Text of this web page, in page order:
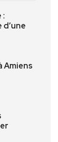
:
Amiens